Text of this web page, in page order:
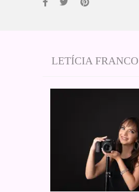
LETÍCIA FRANCO